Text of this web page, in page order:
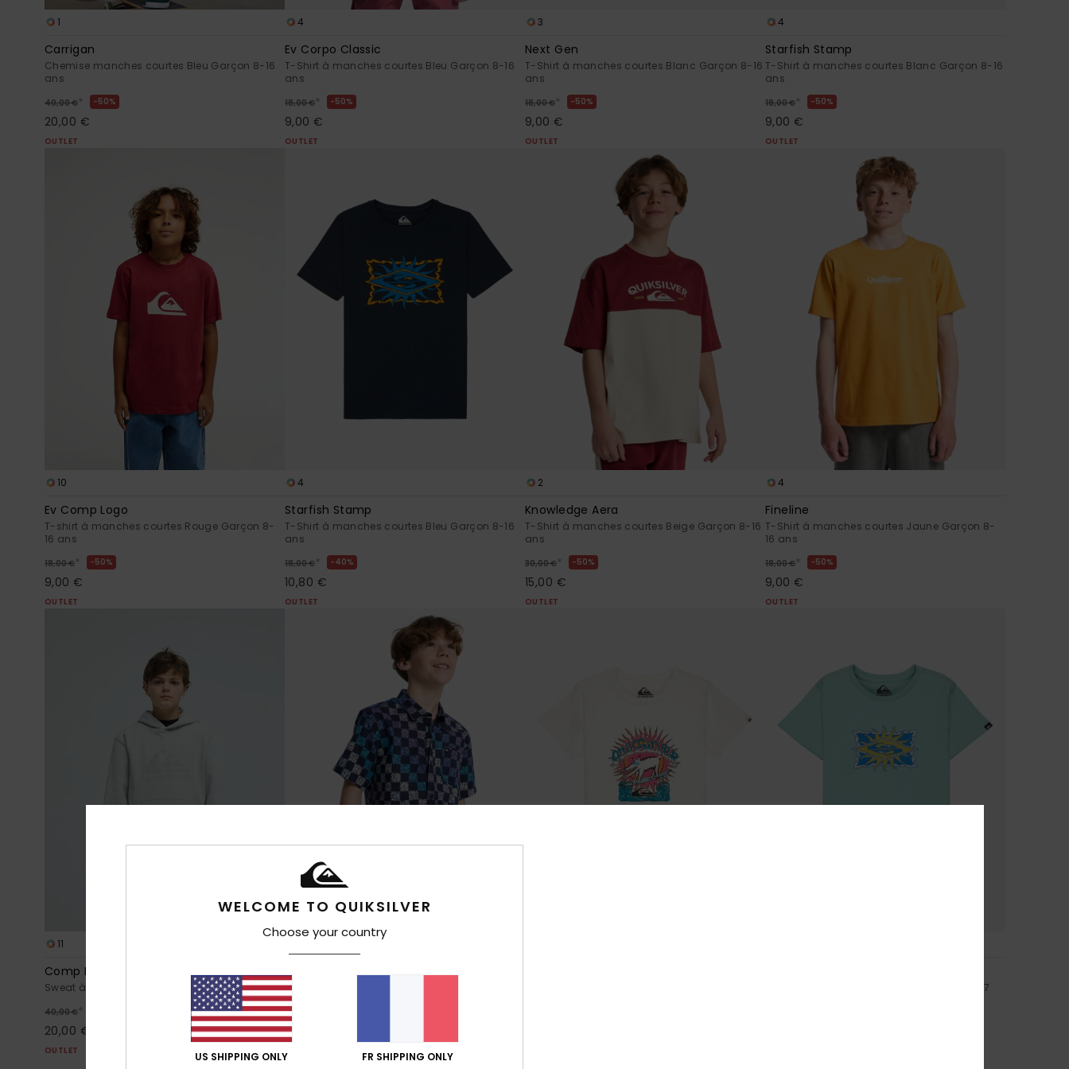
1
Carrigan
Chemise manches courtes Bleu Garçon 8-16
ans
40,00 € * 50%
20,00 €
OUTLET
4
Ev Corpo Classic
T-Shirt à manches courtes Bleu Garçon 8-16
ans
18,00 € * 50%
9,00 €
OUTLET
3
Next Gen
T-Shirt à manches courtes Blanc Garçon 8-16
ans
18,00 € * 50%
9,00 €
OUTLET
4
Starfish Stamp
T-Shirt à manches courtes Blanc Garçon 8-16
ans
18,00 € * 50%
9,00 €
OUTLET
10
Ev Comp Logo
T-shirt à manches courtes Rouge Garçon 8-
16 ans
18,00 € * 50%
9,00 €
OUTLET
4
Starfish Stamp
T-Shirt à manches courtes Bleu Garçon 8-16
ans
18,00 € * 40%
10,80 €
OUTLET
2
Knowledge Aera
T-Shirt à manches courtes Beige Garçon 8-16
ans
30,00 € * 50%
15,00 €
OUTLET
4
Fineline
T-Shirt à manches courtes Jaune Garçon 8-
16 ans
18,00 € * 50%
9,00 €
OUTLET
11
Comp Logo
Sweat à capuche Gris Garçon 8-16 ans
40,00 € *
20,00 €
OUTLET
Chemise manches courtes Bleu Garçon 8-16
ans
35,00 €
17,50 €
OUTLET
T-Shirt à manches courtes Bleu Garçon 2-7
WELCOME TO QUIKSILVER
Choose your country
US SHIPPING ONLY FR SHIPPING ONLY